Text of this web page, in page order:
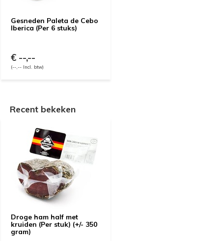
Gesneden Paleta de Cebo
Iberica (Per 6 stuks)
€ --,--
(--,-- Incl. btw)
Recent bekeken
Droge ham half met
kruiden (Per stuk) (+/- 350
gram)